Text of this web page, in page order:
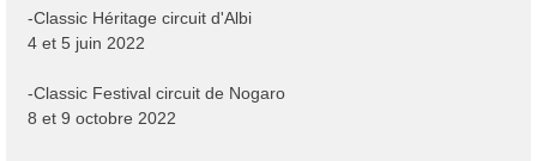
-Classic Héritage circuit d'Albi
4 et 5 juin 2022
-Classic Festival circuit de Nogaro
8 et 9 octobre 2022